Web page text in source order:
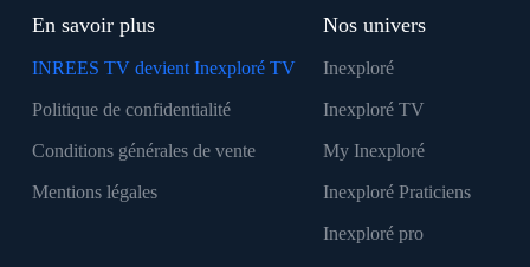
En savoir plus
INREES TV devient Inexploré TV
Politique de confidentialité
Conditions générales de vente
Mentions légales
Nos univers
Inexploré
Inexploré TV
My Inexploré
Inexploré Praticiens
Inexploré pro